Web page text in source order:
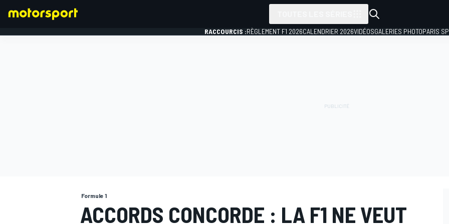
RACCOURCIS :RÈGLEMENT F1 2026CALENDRIER 2026VIDÉOSGALERIES PHOTOPARIS
Formule 1
ACCORDS CONCORDE : LA F1 NE VEUT